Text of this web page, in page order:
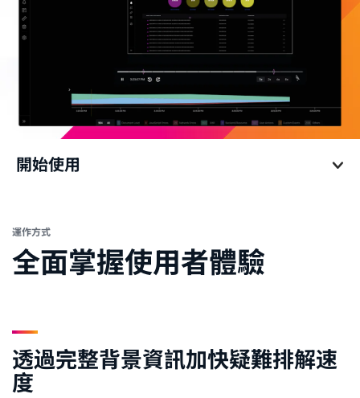
開始使用
開始使用
運作方式
全面掌握使用者體驗
透過完整背景資訊加快疑難排解速
度